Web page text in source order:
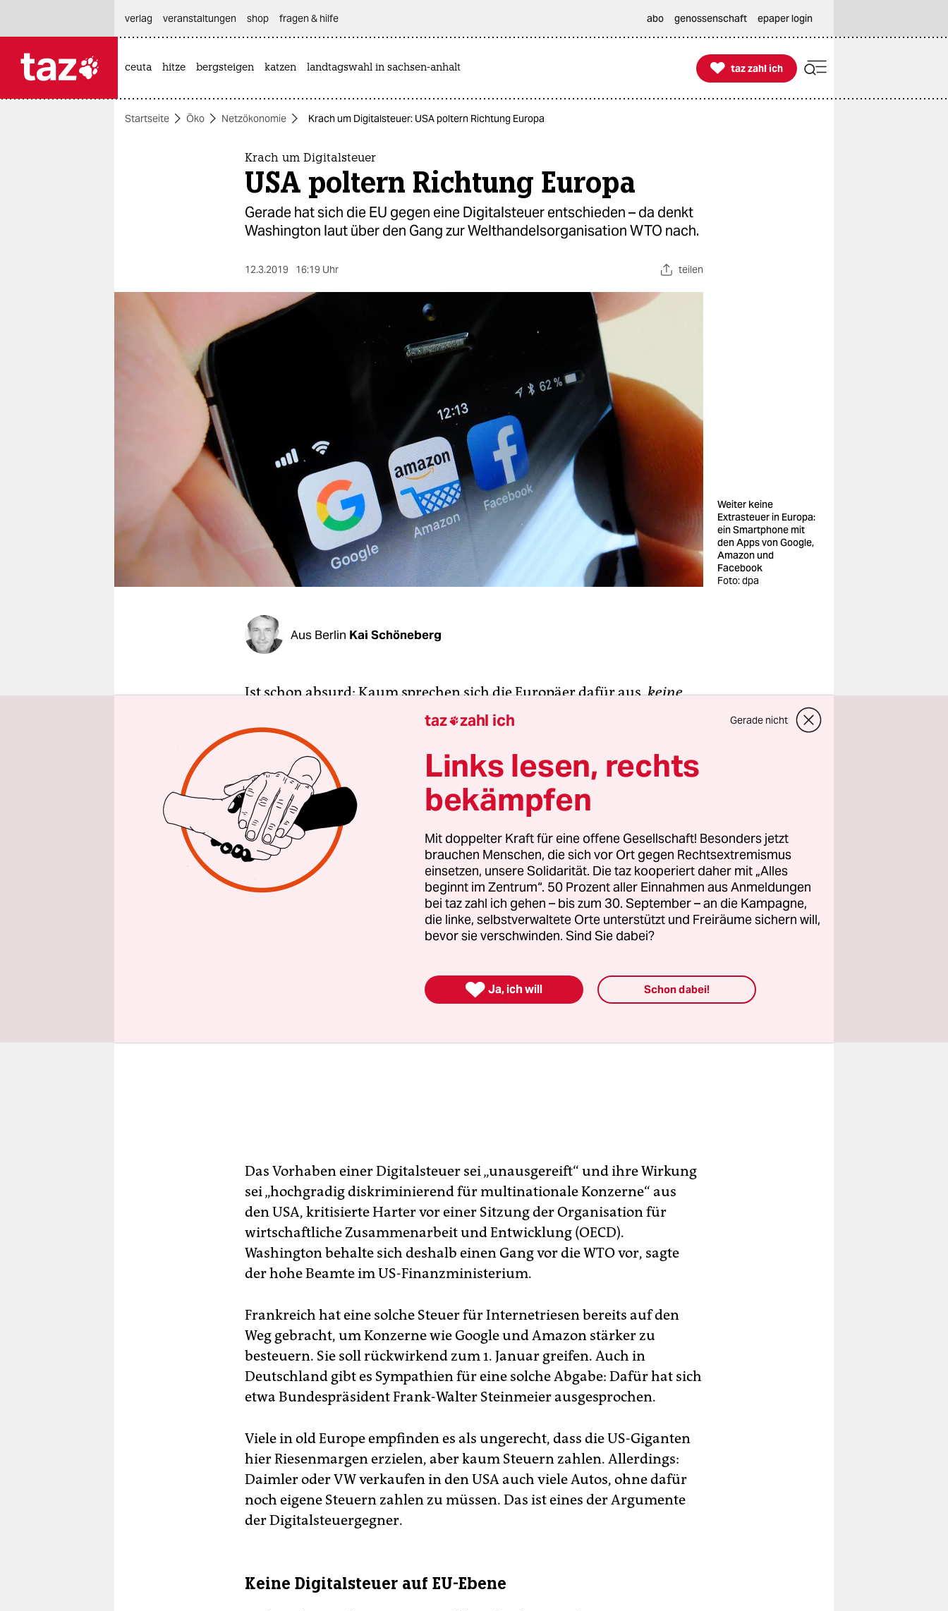
themen
berlin
veranstaltungen
fragen & hilfe
unterstützen
verlag
veranstaltungen shop fragen & hilfe abo genossenschaft epaper login
ceuta hitze bergsteigen katzen landtagswahl in sachsen-anhalt 
taz zahl ich
taz zahl ich
Startseite Öko Netzökonomie Krach um Digitalsteuer: USA poltern Richtung Europa
Krach um Digitalsteuer
USA poltern Richtung Europa
Gerade hat sich die EU gegen eine Digitalsteuer entschieden – da denkt
Washington laut über den Gang zur Welthandelsorganisation WTO nach.
12.3.2019 16:19 Uhr teilen
Weiter keine
Extrasteuer in Europa:
ein Smartphone mit
den Apps von Google,
Amazon und
Facebook
Foto: dpa
Aus Berlin Kai Schöneberg
Ist schon absurd: Kaum sprechen sich die Europäer dafür aus,keine
Steuer für die großen Internetkonzerne aus den USA einzuführen –
und schon tönt es aus Washington, die USA wollten sich vor der
Welthandelsorganisation WTO über die Digitalsteuer aus Europa
beschweren.
Der US-Beauftragte für internationale Handelsgespräche, Chip Harter,
sagte am Dienstag in Paris, die Regierung untersuche die
„diskriminierende Wirkung“ einer solchen Steuer, wie sie unter
anderem Frankreich und Österreich planen.
Das Vorhaben einer Digitalsteuer sei „unausgereift“ und ihre Wirkung
sei „hochgradig diskriminierend für multinationale Konzerne“ aus
den USA, kritisierte Harter vor einer Sitzung der Organisation für
wirtschaftliche Zusammenarbeit und Entwicklung (OECD).
Washington behalte sich deshalb einen Gang vor die WTO vor, sagte
der hohe Beamte im US-Finanzministerium.
Frankreich hat eine solche Steuer für Internetriesen bereits auf den
Weg gebracht, um Konzerne wie Google und Amazon stärker zu
besteuern. Sie soll rückwirkend zum 1. Januar greifen. Auch in
Deutschland gibt es Sympathien für eine solche Abgabe: Dafür hat sich
etwa Bundespräsident Frank-Walter Steinmeier ausgesprochen.
Viele in old Europe empfinden es als ungerecht, dass die US-Giganten
hier Riesenmargen erzielen, aber kaum Steuern zahlen. Allerdings:
Daimler oder VW verkaufen in den USA auch viele Autos, ohne dafür
noch eigene Steuern zahlen zu müssen. Das ist eines der Argumente
der Digitalsteuergegner.
Keine Digitalsteuer auf EU-Ebene
taz zahl ich Gerade nicht
Links lesen, rechts
bekämpfen
Mit doppelter Kraft für eine offene Gesellschaft! Besonders jetzt
brauchen Menschen, die sich vor Ort gegen Rechtsextremismus
einsetzen, unsere Solidarität. Die taz kooperiert daher mit „Alles
beginnt im Zentrum“. 50 Prozent aller Einnahmen aus Anmeldungen
bei taz zahl ich gehen – bis zum 30. September – an die Kampagne,
die linke, selbstverwaltete Orte unterstützt und Freiräume sichern will,
bevor sie verschwinden. Sind Sie dabei?
 Ja, ich will Schon dabei!